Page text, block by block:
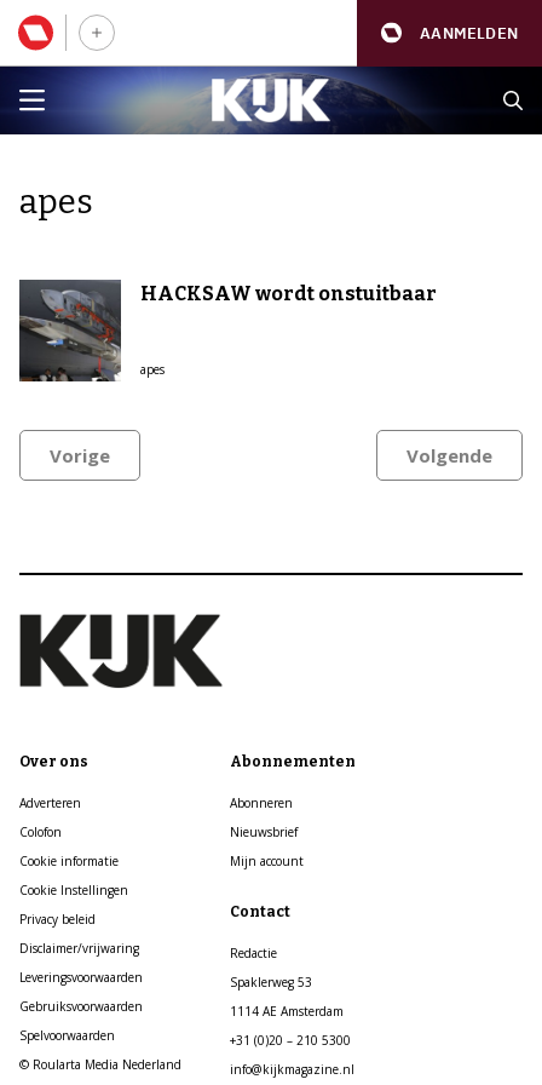
AANMELDEN
apes
HACKSAW wordt onstuitbaar
apes
Vorige Volgende
Over ons
Adverteren
Colofon
Cookie informatie
Cookie Instellingen
Privacy beleid
Disclaimer/vrijwaring
Leveringsvoorwaarden
Gebruiksvoorwaarden
Spelvoorwaarden
© Roularta Media Nederland
Abonnementen
Abonneren
Nieuwsbrief
Mijn account
Contact
Redactie
Spaklerweg 53
1114 AE Amsterdam
+31 (0)20 – 210 5300
info@kijkmagazine.nl